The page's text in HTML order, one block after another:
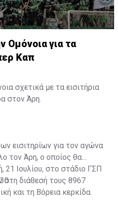
Ομόνοια για τα
Καπ
σχετικά με τα εισιτήρια
στον Άρη.
εισιτηρίων για τον αγώνα
τον Άρη, ο οποίος θα
21 Ιουλίου, στο στάδιο ΓΣΠ
στη διάθεσή τους 8967
και τη Βόρεια κερκίδα.